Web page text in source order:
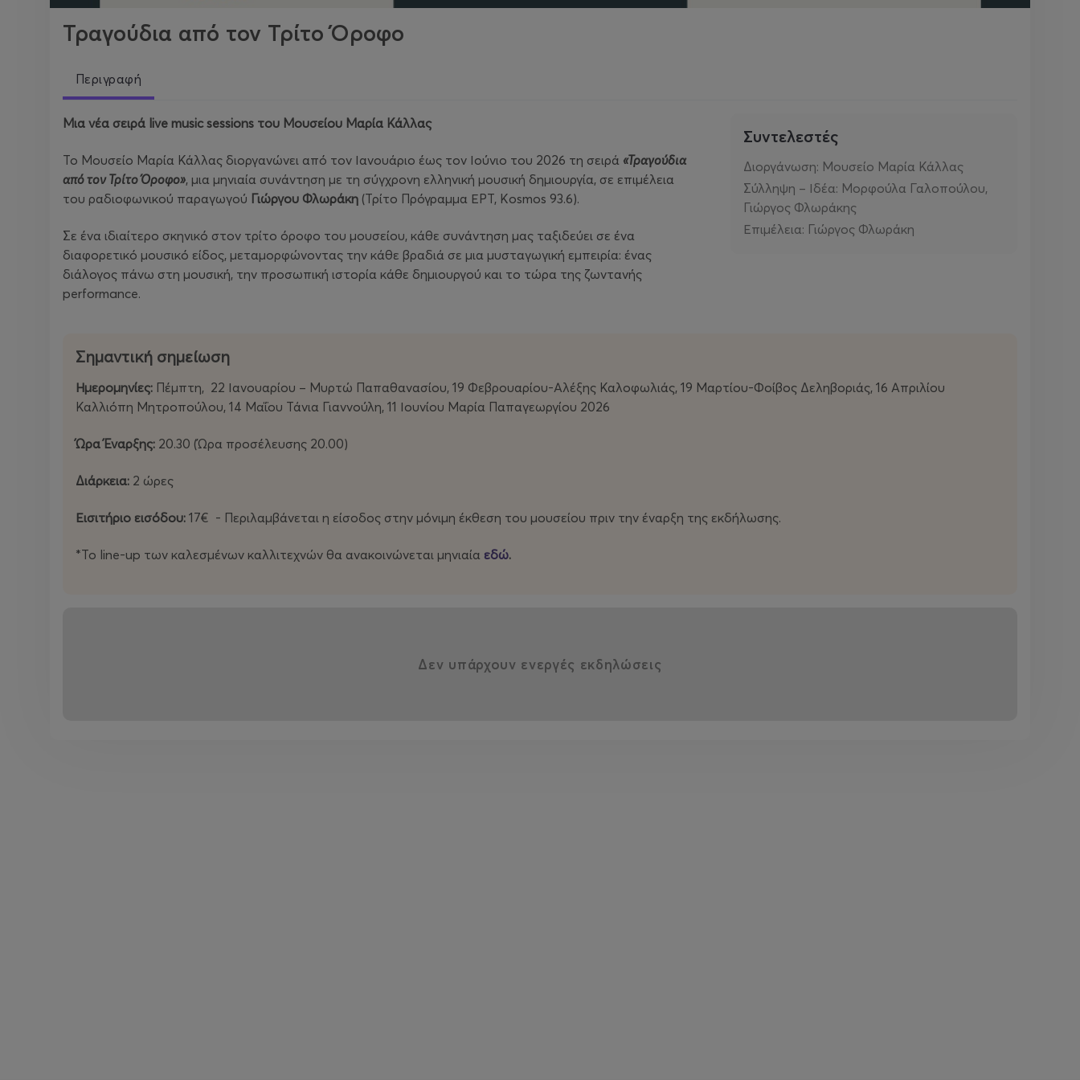
Τραγούδια από τον Τρίτο Όροφο
Περιγραφή
Μια νέα σειρά live musicsessions του Μουσείου Μαρία Κάλλας
Το Μουσείο Μαρία Κάλλας διοργανώνει από τον Ιανουάριο έως τον Ιούνιο του 2026 τη σειρά «Τραγούδια
από τον Τρίτο Όροφο», μια μηνιαία συνάντηση με τη σύγχρονη ελληνική μουσική δημιουργία, σε επιμέλεια
του ραδιοφωνικού παραγωγού Γιώργου Φλωράκη (Τρίτο Πρόγραμμα ΕΡΤ, Kosmos 93.6).
Σε ένα ιδιαίτερο σκηνικό στον τρίτο όροφο του μουσείου, κάθε συνάντηση μας ταξιδεύει σε ένα
διαφορετικό μουσικό είδος, μεταμορφώνοντας την κάθε βραδιά σε μια μυσταγωγική εμπειρία: ένας
διάλογος πάνω στη μουσική, την προσωπική ιστορία κάθε δημιουργού και το τώρα της ζωντανής
performance.
Συντελεστές
Διοργάνωση: Μουσείο Μαρία Κάλλας
Σύλληψη – Ιδέα: Μορφούλα Γαλοπούλου,
Γιώργος Φλωράκης
Επιμέλεια: Γιώργος Φλωράκη
Σημαντική σημείωση
Ημερομηνίες: Πέμπτη, 22 Ιανουαρίου – Μυρτώ Παπαθανασίου, 19 Φεβρουαρίου-Αλέξης Καλοφωλιάς, 19 Μαρτίου-Φοίβος Δεληβοριάς, 16 Απριλίου
Καλλιόπη Μητροπούλου, 14 Μαΐου Τάνια Γιαννούλη, 11 Ιουνίου Μαρία Παπαγεωργίου 2026
Ώρα Έναρξης: 20.30 (Ώρα προσέλευσης 20.00)
Διάρκεια: 2 ώρες
Εισιτήριο εισόδου: 17€ - Περιλαμβάνεται η είσοδος στην μόνιμη έκθεση του μουσείου πριν την έναρξη της εκδήλωσης.
*Το line-up των καλεσμένων καλλιτεχνών θα ανακοινώνεται μηνιαία εδώ.
Δεν υπάρχουν ενεργές εκδηλώσεις